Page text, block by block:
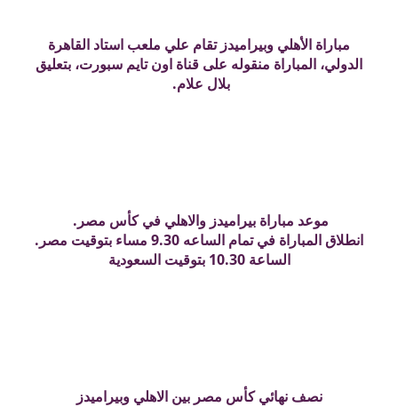
مباراة الأهلي وبيراميدز تقام علي ملعب استاد القاهرة
الدولي، المباراة منقوله على قناة اون تايم سبورت، بتعليق
بلال علام.
موعد مباراة بيراميدز والاهلي في كأس مصر.
انطلاق المباراة في تمام الساعه 9.30 مساء بتوقيت مصر.
الساعة 10.30 بتوقيت السعودية
نصف نهائي كأس مصر بين الاهلي وبيراميدز